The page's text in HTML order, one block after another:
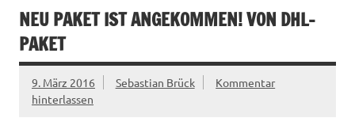
NEU PAKET IST ANGEKOMMEN! VON DHL-
PAKET
9. März 2016 Sebastian Brück
Kommentar
hinterlassen